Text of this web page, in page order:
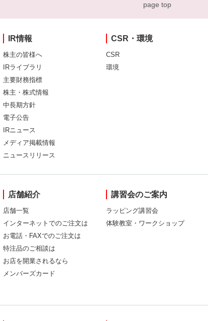
page top
IR情報
株主の皆様へ
IRライブラリ
主要財務指標
株主・株式情報
中長期方針
電子公告
IRニュース
メディア掲載情報
ニュースリリース
CSR・環境
CSR
環境
店舗紹介
店舗一覧
インターネットでのご注文は
お電話・FAXでのご注文は
特注品のご相談は
お店を開業されるなら
メンバーズカード
講習会のご案内
ラッピング講習会
体験教室・ワークショップ